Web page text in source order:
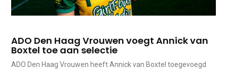
ADO Den Haag Vrouwen voegt Annick van
Boxtel toe aan selectie
ADO Den Haag Vrouwen heeft Annick van Boxtel toegevoegd